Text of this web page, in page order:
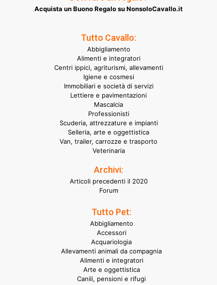
Acquista un Buono Regalo su NonsoloCavallo.it
Tutto Cavallo:
Abbigliamento
Alimenti e integratori
Centri ippici, agriturismi, allevamenti
Igiene e cosmesi
Immobiliari e società di servizi
Lettiere e pavimentazioni
Mascalcia
Professionisti
Scuderia, attrezzature e impianti
Selleria, arte e oggettistica
Van, trailer, carrozze e trasporto
Veterinaria
Archivi:
Articoli precedenti il 2020
Forum
Tutto Pet:
Abbigliamento
Accessori
Acquariologia
Allevamenti animali da compagnia
Alimenti e integratori
Arte e oggettistica
Canili, pensioni e rifugi